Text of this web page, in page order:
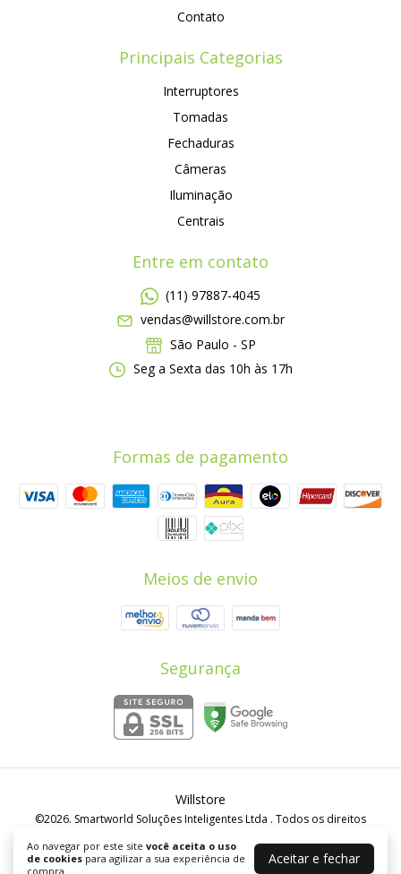
Ao navegar por este site você aceita o uso
de cookies para agilizar a sua experiência de
compra.
Aceitar e fechar
Contato
Principais Categorias
Interruptores
Tomadas
Fechaduras
Câmeras
Iluminação
Centrais
Entre em contato
(11) 97887-4045
vendas@willstore.com.br
São Paulo - SP
Seg a Sexta das 10h às 17h
Formas de pagamento
Meios de envio
Segurança
Willstore
©2026. Smartworld Soluções Inteligentes Ltda . Todos os direitos